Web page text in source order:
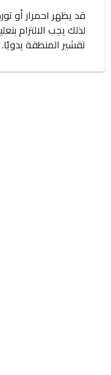
قد يظهر احمرار أو
لذلك يجب الالتزام
تقشير المنطقة يدويًا.